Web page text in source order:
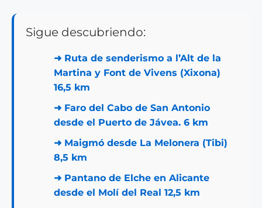
Sigue descubriendo:
➜ Ruta de senderismo a l’Alt de la
Martina y Font de Vivens (Xixona)
16,5 km
➜ Faro del Cabo de San Antonio
desde el Puerto de Jávea. 6 km
➜ Maigmó desde La Melonera (Tibi)
8,5 km
➜ Pantano de Elche en Alicante
desde el Molí del Real 12,5 km